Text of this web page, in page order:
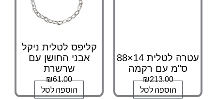
עטרה לטלית 14×88
ס"מ עם רקמה
₪213.00
הוספה לסל
קליפס לטלית ניקל
אבני החושן עם
שרשרת
₪61.00
הוספה לסל